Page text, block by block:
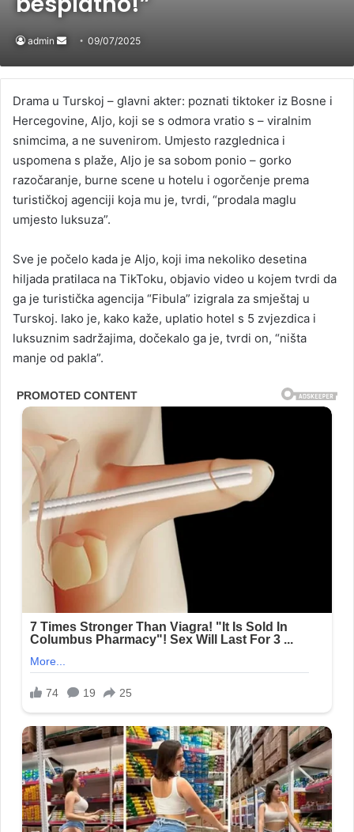
admin
Send
email
09/07/2025
Drama u Turskoj – glavni akter: poznati tiktoker iz Bosne i
Hercegovine, Aljo, koji se s odmora vratio s – viralnim
snimcima, a ne suvenirom. Umjesto razglednica i
uspomena s plaže, Aljo je sa sobom ponio – gorko
razočaranje, burne scene u hotelu i ogorčenje prema
turističkoj agenciji koja mu je, tvrdi, “prodala maglu
umjesto luksuza”.
Sve je počelo kada je Aljo, koji ima nekoliko desetina
hiljada pratilaca na TikToku, objavio video u kojem tvrdi da
ga je turistička agencija “Fibula” izigrala za smještaj u
Turskoj. Iako je, kako kaže, uplatio hotel s 5 zvjezdica i
luksuznim sadržajima, dočekalo ga je, tvrdi on, “ništa
manje od pakla”.